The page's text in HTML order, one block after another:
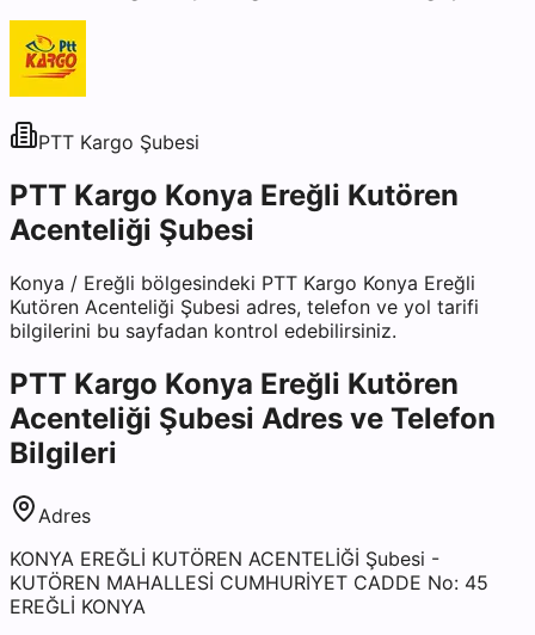
PTT Kargo Şubesi
PTT Kargo Konya Ereğli Kutören
Acenteliği Şubesi
Konya / Ereğli bölgesindeki PTT Kargo Konya Ereğli
Kutören Acenteliği Şubesi adres, telefon ve yol tarifi
bilgilerini bu sayfadan kontrol edebilirsiniz.
PTT Kargo Konya Ereğli Kutören
Acenteliği Şubesi Adres ve Telefon
Bilgileri
Adres
KONYA EREĞLİ KUTÖREN ACENTELİĞİ Şubesi -
KUTÖREN MAHALLESİ CUMHURİYET CADDE No: 45
EREĞLİ KONYA